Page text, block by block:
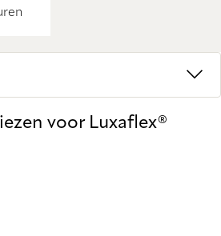
voor Luxaflex®